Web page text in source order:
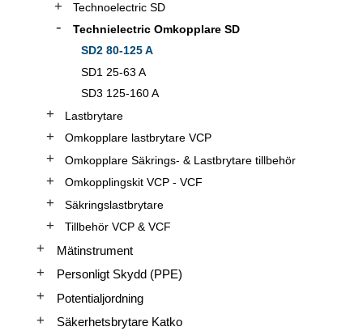
Technoelectric SD
Technielectric Omkopplare SD
SD2 80-125 A
SD1 25-63 A
SD3 125-160 A
Lastbrytare
Omkopplare lastbrytare VCP
Omkopplare Säkrings- & Lastbrytare tillbehör
Omkopplingskit VCP - VCF
Säkringslastbrytare
Tillbehör VCP & VCF
Mätinstrument
Personligt Skydd (PPE)
Potentialjordning
Säkerhetsbrytare Katko